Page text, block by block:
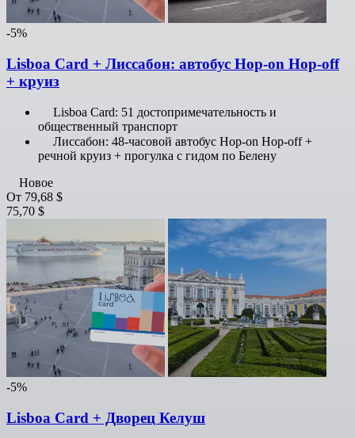
-5%
Lisboa Card + Лиссабон: автобус Hop-on Hop-off
+ круиз
Lisboa Card: 51 достопримечательность и
общественный транспорт
Лиссабон: 48-часовой автобус Hop-on Hop-off +
речной круиз + прогулка с гидом по Белену
Новое
От 79,68 $
75,70 $
-5%
Lisboa Card + Дворец Келуш